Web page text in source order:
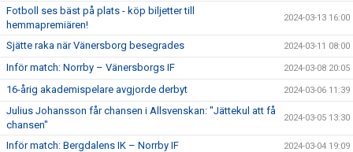
Fotboll ses bäst på plats - köp biljetter till
hemmapremiären!
2024-03-13 16:00
Sjätte raka när Vänersborg besegrades 2024-03-11 08:00
Inför match: Norrby – Vänersborgs IF 2024-03-08 20:05
16-årig akademispelare avgjorde derbyt 2024-03-06 11:39
Julius Johansson får chansen i Allsvenskan: "Jättekul att få
chansen"
2024-03-05 13:30
Inför match: Bergdalens IK – Norrby IF 2024-03-04 19:09